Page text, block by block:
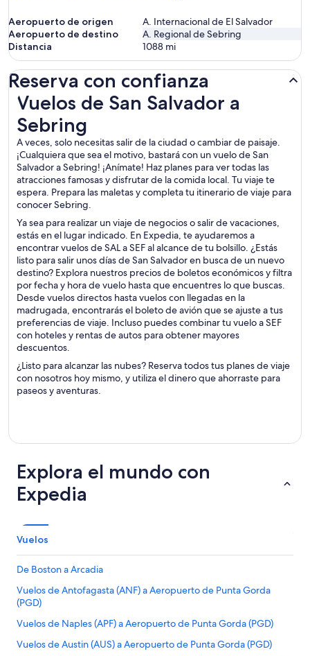
Aeropuerto de origen
A. Internacional de El Salvador
Aeropuerto de destino
A. Regional de Sebring
Distancia
1088 mi
Reserva con confianza
Vuelos de San Salvador a
Sebring
A veces, solo necesitas salir de la ciudad o cambiar de paisaje.
¡Cualquiera que sea el motivo, bastará con un vuelo de San
Salvador a Sebring! ¡Anímate! Haz planes para ver todas las
atracciones famosas y disfrutar de la comida local. Tu viaje te
espera. Prepara las maletas y completa tu itinerario de viaje para
conocer Sebring.
Ya sea para realizar un viaje de negocios o salir de vacaciones,
estás en el lugar indicado. En Expedia, te ayudaremos a
encontrar vuelos de SAL a SEF al alcance de tu bolsillo. ¿Estás
listo para salir unos días de San Salvador en busca de un nuevo
destino? Explora nuestros precios de boletos económicos y filtra
por fecha y hora de vuelo hasta que encuentres lo que buscas.
Desde vuelos directos hasta vuelos con llegadas en la
madrugada, encontrarás el boleto de avión que se ajuste a tus
preferencias de viaje. Incluso puedes combinar tu vuelo a SEF
con hoteles y rentas de autos para obtener mayores
descuentos.
¿Listo para alcanzar las nubes? Reserva todos tus planes de viaje
con nosotros hoy mismo, y utiliza el dinero que ahorraste para
paseos y aventuras.
Vuelos de San Salvador a Sebring
Explora el mundo con
Expedia
Vuelos
De Boston a Arcadia
Vuelos de Antofagasta (ANF) a Aeropuerto de Punta Gorda
(PGD)
Vuelos de Naples (APF) a Aeropuerto de Punta Gorda (PGD)
Vuelos de Austin (AUS) a Aeropuerto de Punta Gorda (PGD)